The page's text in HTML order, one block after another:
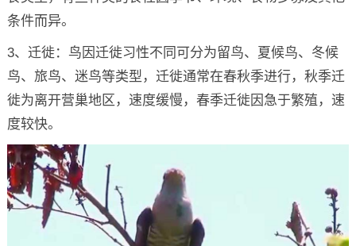
条件而异。
3、迁徙：鸟因迁徙习性不同可分为留鸟、夏候鸟、冬候
鸟、旅鸟、迷鸟等类型，迁徙通常在春秋季进行，秋季迁
徙为离开营巢地区，速度缓慢，春季迁徙因急于繁殖，速
度较快。